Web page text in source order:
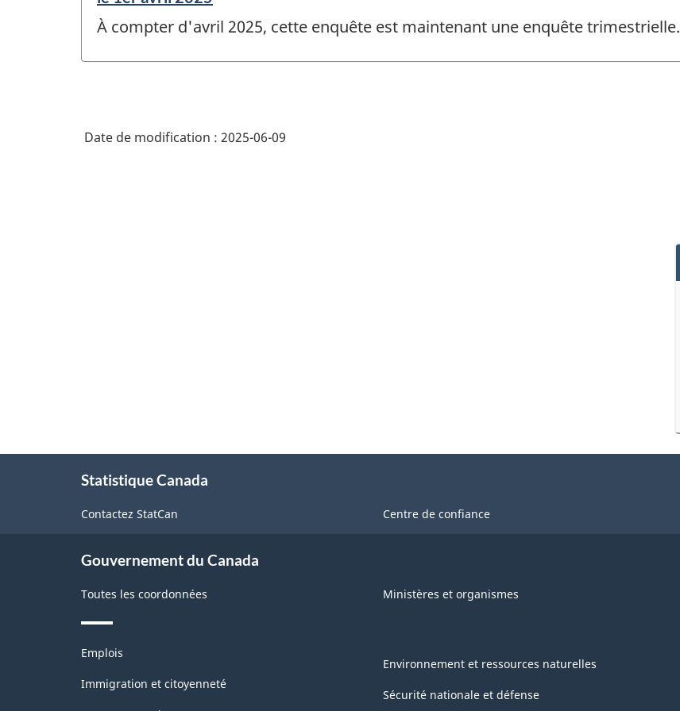
de
référence
changement
À compter d'avril 2025, cette enquête est maintenant une enquête trimestrielle.
Date de modification : 2025-06-09
Statistique Canada
Contactez StatCan Centre de confiance
Gouvernement du Canada
Toutes les coordonnées Ministères et organismes
Thèmes
sujets
Emplois
Immigration et citoyenneté
Environnement et ressources naturelles
Sécurité nationale et défense